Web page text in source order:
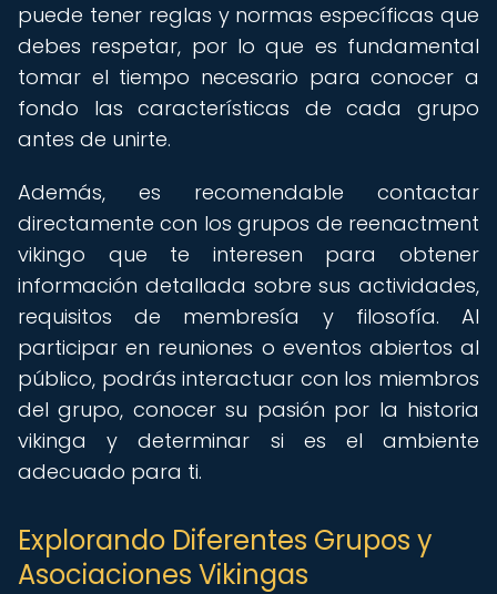
puede tener reglas y normas específicas que
debes respetar, por lo que es fundamental
tomar el tiempo necesario para conocer a
fondo las características de cada grupo
antes de unirte.
Además, es recomendable contactar
directamente con los grupos de reenactment
vikingo que te interesen para obtener
información detallada sobre sus actividades,
requisitos de membresía y filosofía. Al
participar en reuniones o eventos abiertos al
público, podrás interactuar con los miembros
del grupo, conocer su pasión por la historia
vikinga y determinar si es el ambiente
adecuado para ti.
Explorando Diferentes Grupos y
Asociaciones Vikingas